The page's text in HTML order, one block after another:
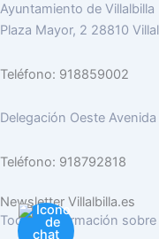
Ayuntamiento de Villalbilla
Plaza Mayor, 2 28810
Teléfono: 918859002
Delegación Oeste
Teléfono: 918792818
Newsletter Villalbilla.es
Toda la información